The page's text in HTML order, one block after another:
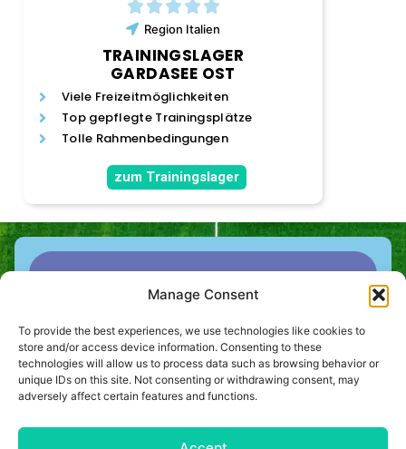
Manage Consent
To provide the best experiences, we use technologies like cookies to
store and/or access device information. Consenting to these
technologies will allow us to process data such as browsing behavior or
unique IDs on this site. Not consenting or withdrawing consent, may
adversely affect certain features and functions.
Region Italien
TRAININGSLAGER
GARDASEE OST
Viele Freizeitmöglichkeiten
Top gepflegte Trainingsplätze
Tolle Rahmenbedingungen
zum Trainingslager
anfragen!
perfekte Trainingslager für Euch. Einfach das